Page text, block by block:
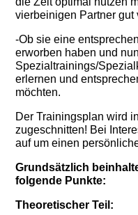
vierbeinigen Partner gut
-Ob sie eine
erworben haben und
Spezialtrainings/
erlernen und
möchten.
Der Trainingsplan wird
zugeschnitten! Bei
auf um einen
Grundsätzlich
folgende Punkte:
Theoretischer Teil: